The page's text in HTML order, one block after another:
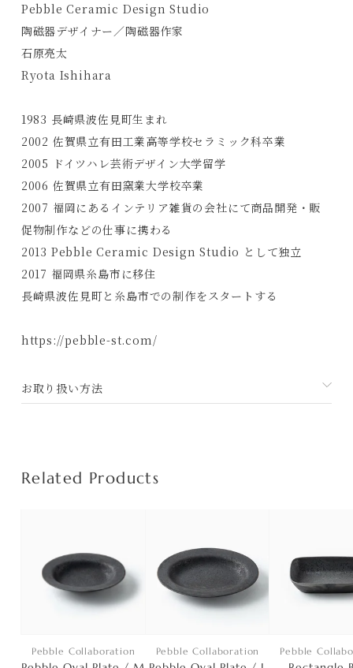
Products
Journals
Contact
プライバシーポリシー
特定商取引法に基づく表記
Pebble Ceramic Design Studio
陶磁器デザイナー／陶磁器作家
石原亮太
Ryota Ishihara
1983 長崎県波佐見町生まれ
2002 佐賀県立有田工業高等学校セラミック科卒業
2005 ドイツハレ芸術デザイン大学留学
2006 佐賀県立有田窯業大学校卒業
2007 福岡にあるインテリア雑貨の会社にて商品開発・販
促物制作などの仕事に携わる
2013 Pebble Ceramic Design Studio として独立
2017 福岡県糸島市に移住
長崎県波佐見町と糸島市での制作をスタートする
https://pebble-st.com/
お取り扱い方法
Related Products
Pebble Collaboration Pebble Collaboration Pebble